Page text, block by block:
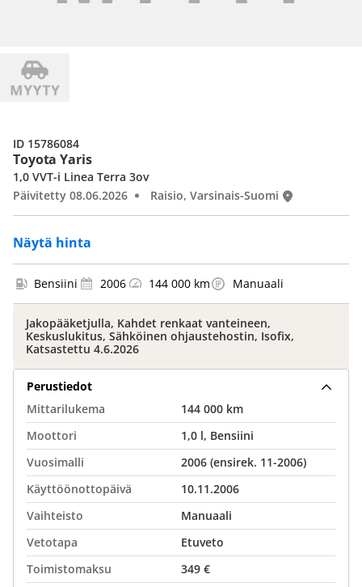
Toyota Yaris
Näytä hinta
1,0 VVT-i Linea Terra 3ov
Päivitetty 08.06.2026
Raisio, Varsinais-Suomi
ID 15786084
Bensiini 2006 144 000 km Manuaali
Jakopääketjulla, Kahdet renkaat vanteineen,
Keskuslukitus, Sähköinen ohjaustehostin, Isofix,
Katsastettu 4.6.2026
Perustiedot
Mittarilukema
144 000 km
Moottori
1,0 l, Bensiini
Vuosimalli
2006 (ensirek. 11-2006)
Käyttöönottopäivä
10.11.2006
Vaihteisto
Manuaali
Vetotapa
Etuveto
Toimistomaksu
349 €